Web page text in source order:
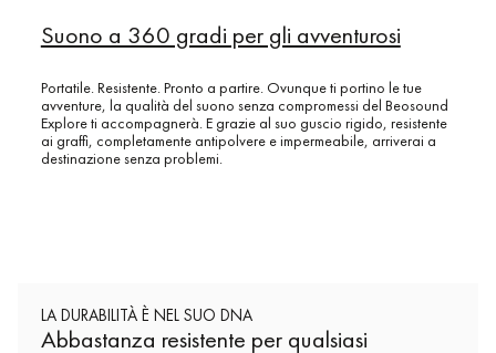
Suono a 360 gradi per gli avventurosi
Portatile. Resistente. Pronto a partire. Ovunque ti portino le tue
avventure, la qualità del suono senza compromessi del Beosound
Explore ti accompagnerà. E grazie al suo guscio rigido, resistente
ai graffi, completamente antipolvere e impermeabile, arriverai a
destinazione senza problemi.
LA DURABILITÀ È NEL SUO DNA
Abbastanza resistente per qualsiasi